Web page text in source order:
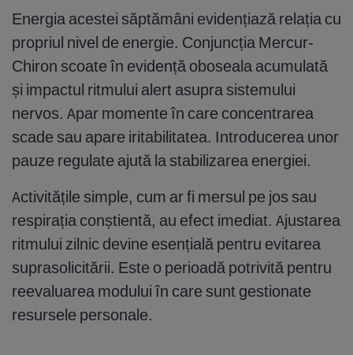
Energia acestei săptămâni evidențiază relația cu
propriul nivel de energie. Conjuncția Mercur-
Chiron scoate în evidență oboseala acumulată
și impactul ritmului alert asupra sistemului
nervos. Apar momente în care concentrarea
scade sau apare iritabilitatea. Introducerea unor
pauze regulate ajută la stabilizarea energiei.
Activitățile simple, cum ar fi mersul pe jos sau
respirația conștientă, au efect imediat. Ajustarea
ritmului zilnic devine esențială pentru evitarea
suprasolicitării. Este o perioadă potrivită pentru
reevaluarea modului în care sunt gestionate
resursele personale.